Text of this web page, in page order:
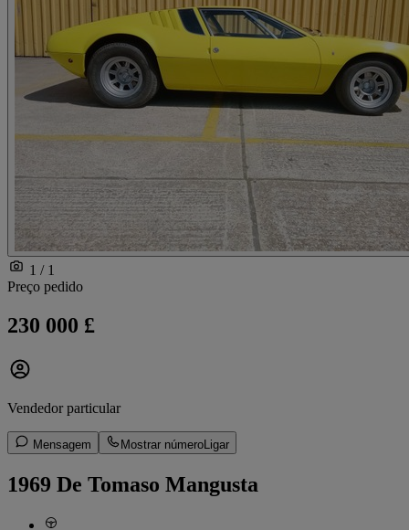
1 / 1
Preço pedido
230 000 £
Vendedor particular
Mensagem Mostrar númeroLigar
1969 De Tomaso Mangusta